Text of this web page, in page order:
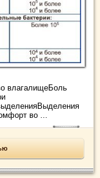
влагалищеБоль
во ...